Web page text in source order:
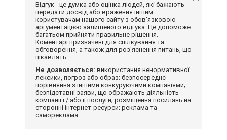
Відгук - це думка або оцінка людей, які бажають
передати досвід або враження іншим
користувачам нашого сайту з обов'язковою
аргументацією залишеного відгука. Це допоможе
багатьом прийняти правильне рішення.
Коментарі призначені для спілкування та
обговорення, а також для роз'яснення питань, що
цікавлять.
Не дозволяється: використання ненормативної
лексики, погроз або образ; безпосереднє
порівняння з іншими конкуруючими компаніями;
безпідставні заяви, що ображають діяльність
компанії і / або її послуги; розміщення посилань на
сторонні інтернет-ресурси; реклама та
самореклама.